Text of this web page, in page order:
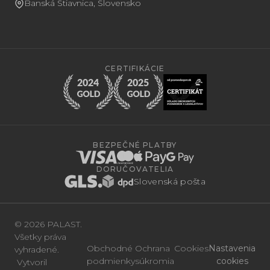
Banská Štiavnica, Slovensko
CERTIFIKÁCIE
BEZPEČNÉ PLATBY
DORUČOVATELIA
Slovenská pošta
© 2026 PALAST.
Všetky práva
vyhradené.
Vytvoril
Obchodné
podmienky
Ochrana
súkromia
CookiesNastavenia
cookies